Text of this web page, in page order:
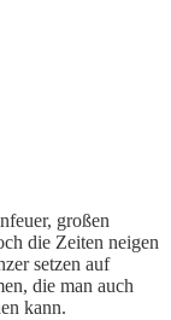
großen
die Zeiten neigen
setzen auf
die man auch
kann.